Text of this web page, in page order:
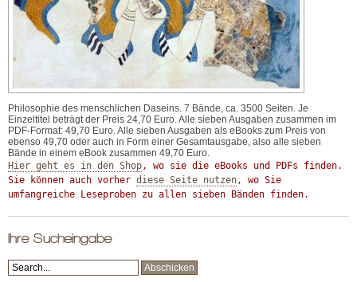
Philosophie des menschlichen Daseins. 7 Bände, ca. 3500 Seiten. Je
Einzeltitel beträgt der Preis 24,70 Euro. Alle sieben Ausgaben zusammen im
PDF-Format: 49,70 Euro. Alle sieben Ausgaben als eBooks zum Preis von
ebenso 49,70 oder auch in Form einer Gesamtausgabe, also alle sieben
Bände in einem eBook zusammen 49,70 Euro.
Hier geht es in den Shop, wo sie die eBooks und PDFs finden.
Sie können auch vorher diese Seite nutzen, wo Sie
umfangreiche Leseproben zu allen sieben Bänden finden.
Ihre Sucheingabe